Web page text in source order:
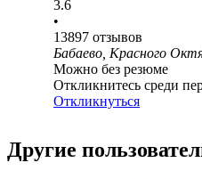
3.6
•
13897 отзывов
Бабаево, Красного
Можно без резюме
Откликнитесь среди
Откликнуться
Другие